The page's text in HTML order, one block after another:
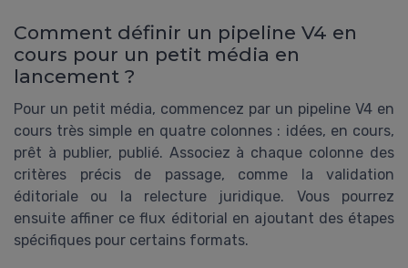
Comment définir un pipeline V4 en
cours pour un petit média en
lancement ?
Pour un petit média, commencez par un pipeline V4 en
cours très simple en quatre colonnes : idées, en cours,
prêt à publier, publié. Associez à chaque colonne des
critères précis de passage, comme la validation
éditoriale ou la relecture juridique. Vous pourrez
ensuite affiner ce flux éditorial en ajoutant des étapes
spécifiques pour certains formats.